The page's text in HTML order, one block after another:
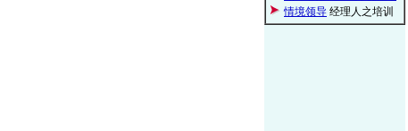
情境领导 经理人之培训